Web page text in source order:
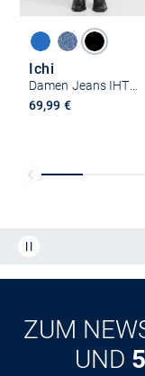
Ichi
Damen Jeans IHTWIGGY
69,99 €
ZUM
UND